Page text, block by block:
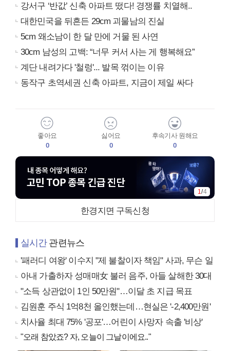
강서구 ‘반값’ 신축 아파트 떴다! 경쟁률 치열해..
대한민국을 뒤흔든 29cm 괴물남의 진실
5cm 왜소남이 한 달 만에 거물 된 사연
30cm 남성의 고백: “너무 커서 사는 게 행복해요”
계단 내려가다 '철렁'... 발목 꺾이는 이유
동작구 초역세권 신축 아파트, 지금이 제일 싸다
좋아요
0
싫어요
0
후속기사 원해요
0
1/4
한경지면 구독신청
실시간관련뉴스
'패러디 여왕' 이수지 "제 불찰이자 책임" 사과, 무슨 일
아내 가출하자 성매매女 불러 음주, 아들 살해한 30대
"소득 상관없이 1인 50만원"…이달 초 지급 목표
김원훈 주식 1억8천 올인했는데…현실은 '-2,400만원'
치사율 최대 75% '공포'…어린이 사망자 속출 '비상'
"오래 참았죠? 자, 오늘이 그날이에요.."